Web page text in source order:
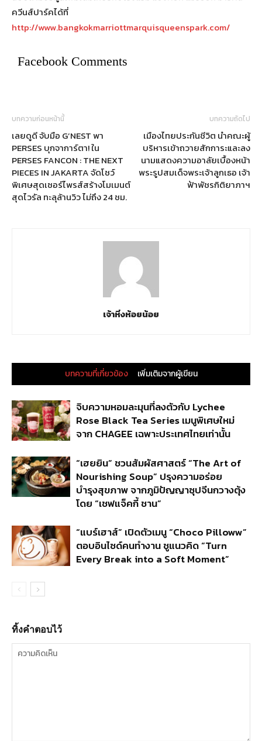
ควีนส์ปาร์คได้ที่
http://www.bangkokmarriottmarquisqueenspark.com/
Facebook Comments
บทความก่อนหน้านี้
เลยดูดี จับมือ G’NEST พา
PERSES บุกจาการ์ตา! ใน
PERSES FANCON : THE NEXT
PIECES IN JAKARTA จัดโชว์
พิเศษสุดเซอร์ไพรส์สร้างโมเมนต์
สุดไวรัล ทะลุล้านวิว ไม่ถึง 24 ชม.
บทความถัดไป
เมืองไทยประกันชีวิต นำคณะผู้
บริหารเข้าถวายสักการะและลง
นามแสดงความอาลัยเบื้องหน้า
พระรูปสมเด็จพระเจ้าลูกเธอ เจ้า
ฟ้าพัชรกิติยาภาฯ
เจ้าหิ่งห้อยน้อย
บทความที่เกี่ยวข้อง เพิ่มเติมจากผู้เขียน
จิบความหอมละมุนที่ลงตัวกับ Lychee
Rose Black Tea Series เมนูพิเศษใหม่
จาก CHAGEE เฉพาะประเทศไทยเท่านั้น
“เฮยยิน” ชวนสัมผัสศาสตร์ “The Art of
Nourishing Soup” ปรุงความอร่อย
บำรุงสุขภาพ จากภูมิปัญญาซุปจีนกวางตุ้ง
โดย “เชฟแจ็คกี้ ชาน”
“แบร์เฮาส์” เปิดตัวเมนู “Choco Pilloww”
ตอบอินไซด์คนทำงาน ชูแนวคิด “Turn
Every Break into a Soft Moment”
ทิ้งคำตอบไว้